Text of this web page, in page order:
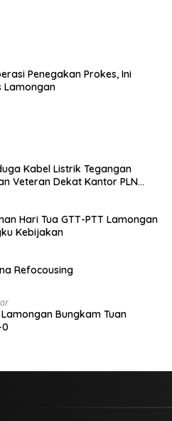
Penegakan Prokes, Ini
Lamongan
Kabel Listrik Tegangan
Veteran Dekat Kantor PLN
Hari Tua GTT-PTT Lamongan
Kebijakan
Refocousing
Lamongan Bungkam Tuan